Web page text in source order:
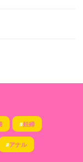
#妊婦
#アナル